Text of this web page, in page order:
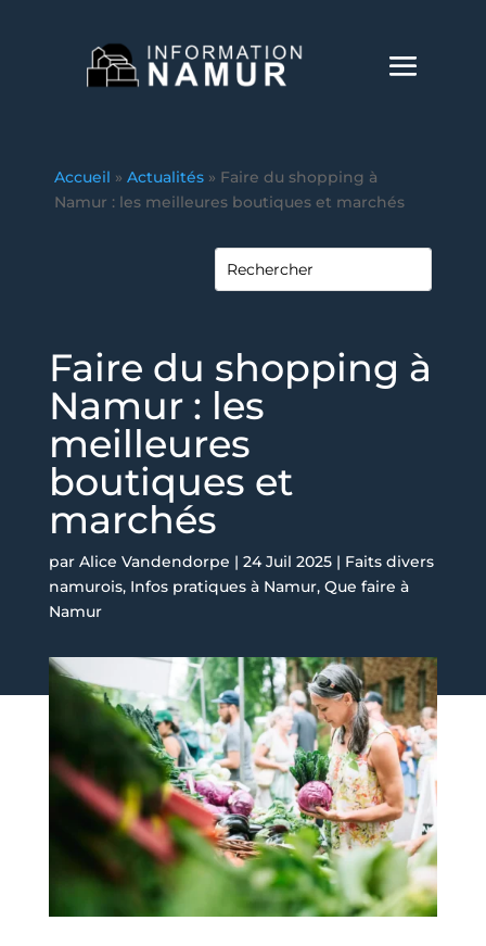
Accueil » Actualités » Faire du shopping à
Namur : les meilleures boutiques et marchés
Faire du shopping à
Namur : les
meilleures
boutiques et
marchés
par Alice Vandendorpe | 24 Juil 2025| Faits divers
namurois, Infos pratiques à Namur, Que faire à
Namur